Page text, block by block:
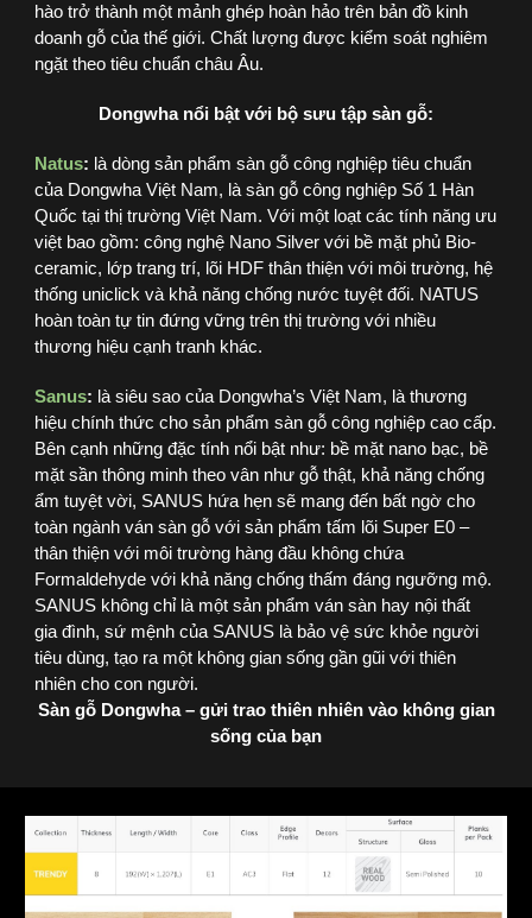
hào trở thành một mảnh ghép hoàn hảo trên bản đồ kinh
doanh gỗ của thế giới. Chất lượng được kiểm soát nghiêm
ngặt theo tiêu chuẩn châu Âu.
Dongwha nổi bật với bộ sưu tập sàn gỗ:
Natus: là dòng sản phẩm sàn gỗ công nghiệp tiêu chuẩn
của Dongwha Việt Nam, là sàn gỗ công nghiệp Số 1 Hàn
Quốc tại thị trường Việt Nam. Với một loạt các tính năng ưu
việt bao gồm: công nghệ Nano Silver với bề mặt phủ Bio-
ceramic, lớp trang trí, lõi HDF thân thiện với môi trường, hệ
thống uniclick và khả năng chống nước tuyệt đối. NATUS
hoàn toàn tự tin đứng vững trên thị trường với nhiều
thương hiệu cạnh tranh khác.
Sanus: là siêu sao của Dongwha’s Việt Nam, là thương
hiệu chính thức cho sản phẩm sàn gỗ công nghiệp cao cấp.
Bên cạnh những đặc tính nổi bật như: bề mặt nano bạc, bề
mặt sần thông minh theo vân như gỗ thật, khả năng chống
ẩm tuyệt vời, SANUS hứa hẹn sẽ mang đến bất ngờ cho
toàn ngành ván sàn gỗ với sản phẩm tấm lõi Super E0 –
thân thiện với môi trường hàng đầu không chứa
Formaldehyde với khả năng chống thấm đáng ngưỡng mộ.
SANUS không chỉ là một sản phẩm ván sàn hay nội thất
gia đình, sứ mệnh của SANUS là bảo vệ sức khỏe người
tiêu dùng, tạo ra một không gian sống gần gũi với thiên
nhiên cho con người.
Sàn gỗ Dongwha – gửi trao thiên nhiên vào không gian
sống của bạn